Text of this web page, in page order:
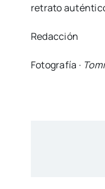
retrato
Redacción
Fotografía ·